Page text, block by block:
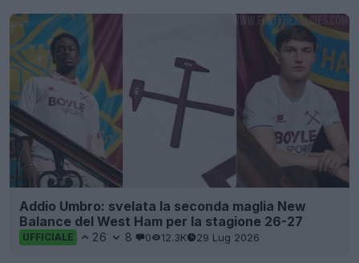
Addio Umbro: svelata la seconda maglia New
Balance del West Ham per la stagione 26-27
UFFICIALE 26 8 0 12.3K 29 Lug 2026